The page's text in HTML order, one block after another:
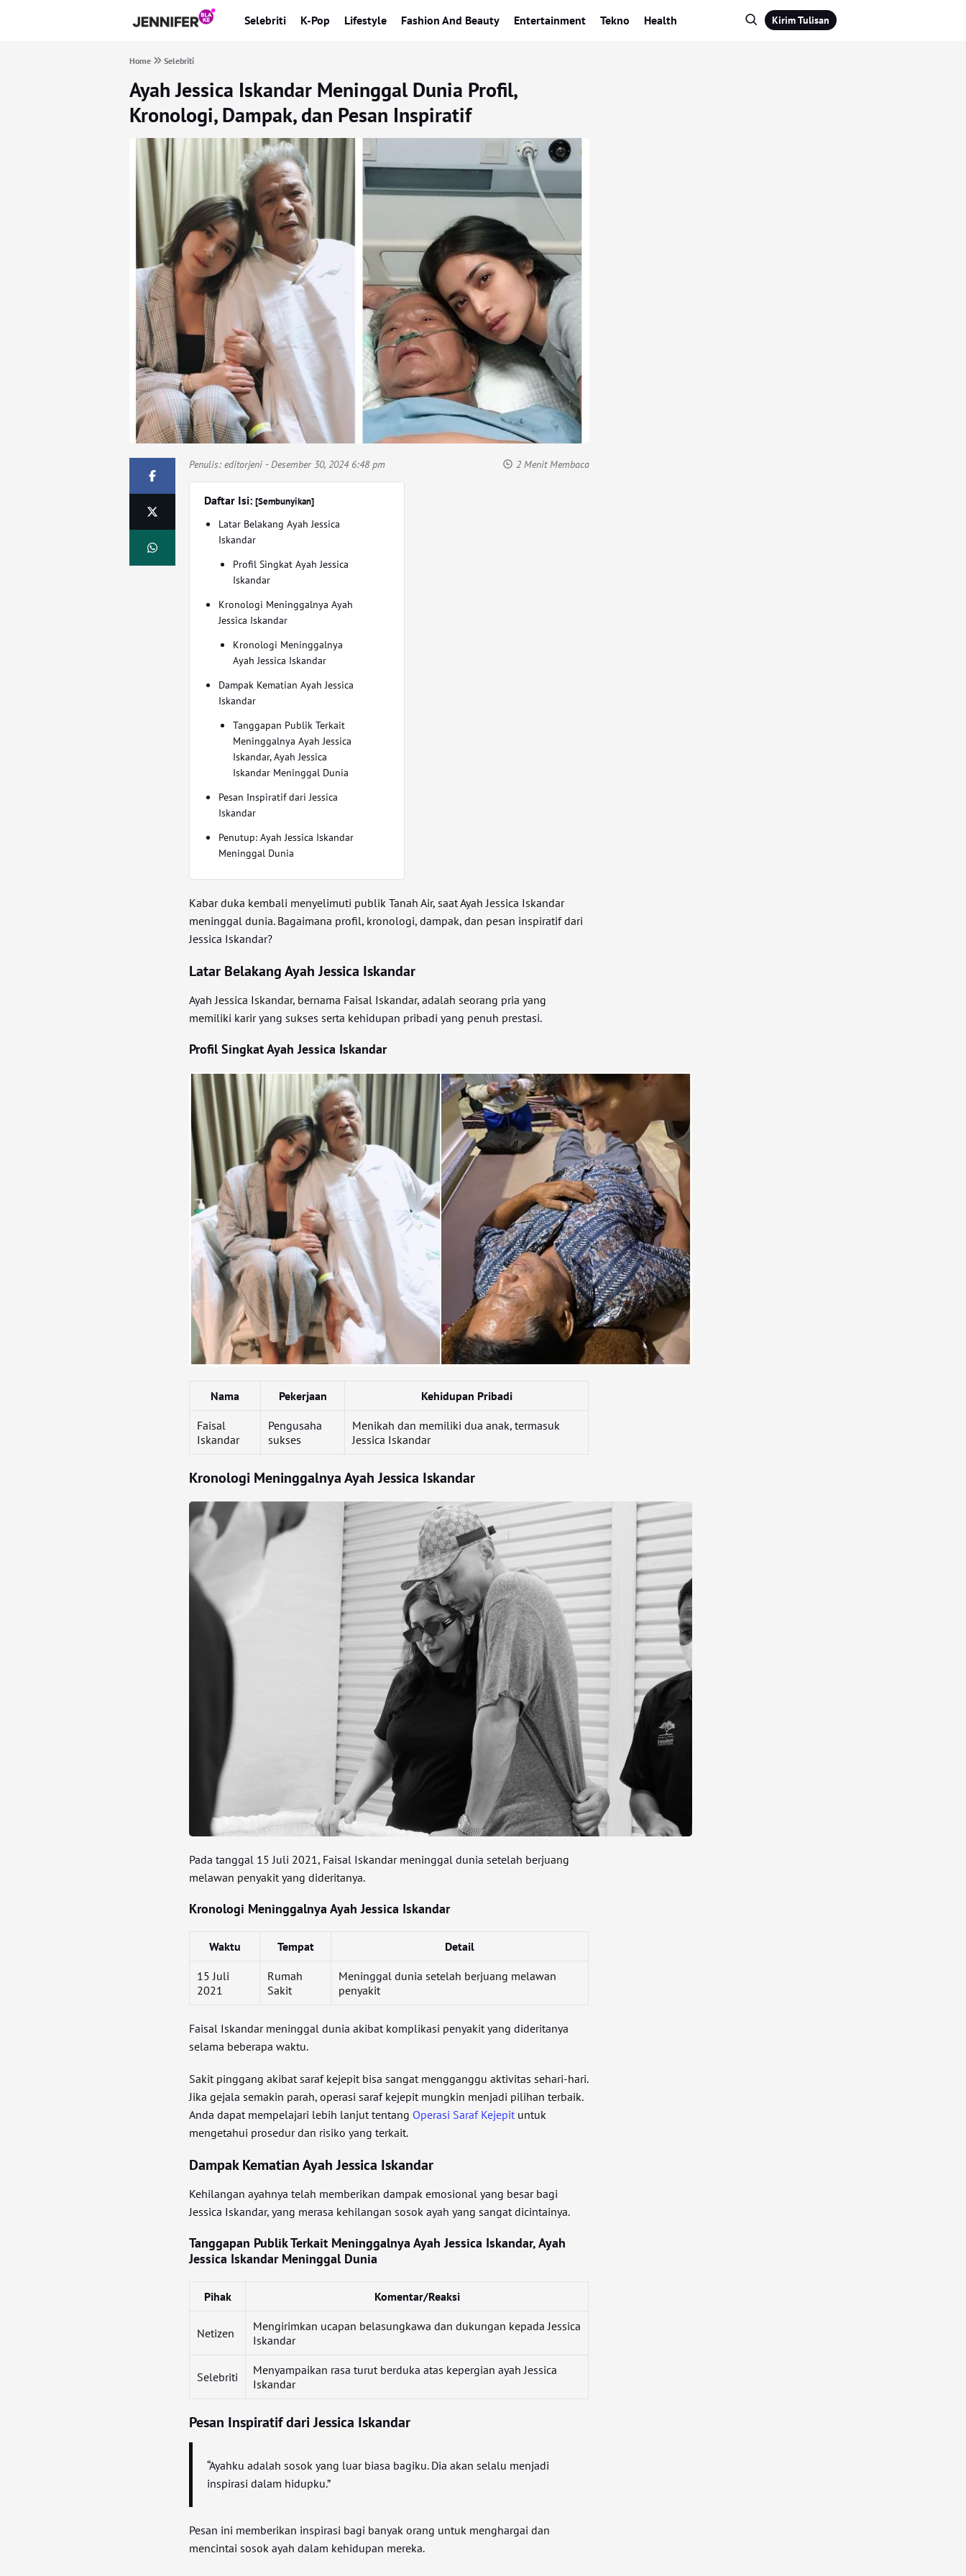
Selebriti K-Pop Lifestyle Fashion And Beauty Entertainment Tekno Health Kirim Tulisan
Home Selebriti
Ayah Jessica Iskandar Meninggal Dunia Profil,
Kronologi, Dampak, dan Pesan Inspiratif
Penulis:editorjeni - Desember 30, 2024 6:48 pm 2 Menit Membaca
Daftar Isi:[Sembunyikan]
Latar Belakang Ayah Jessica
Iskandar
Profil Singkat Ayah Jessica
Iskandar
Kronologi Meninggalnya Ayah
Jessica Iskandar
Kronologi Meninggalnya
Ayah Jessica Iskandar
Dampak Kematian Ayah Jessica
Iskandar
Tanggapan Publik Terkait
Meninggalnya Ayah Jessica
Iskandar, Ayah Jessica
Iskandar Meninggal Dunia
Pesan Inspiratif dari Jessica
Iskandar
Penutup: Ayah Jessica Iskandar
Meninggal Dunia
Kabar duka kembali menyelimuti publik Tanah Air, saat Ayah Jessica Iskandar
meninggal dunia. Bagaimana profil, kronologi, dampak, dan pesan inspiratif dari
Jessica Iskandar?
Latar Belakang Ayah Jessica Iskandar
Ayah Jessica Iskandar, bernama Faisal Iskandar, adalah seorang pria yang
memiliki karir yang sukses serta kehidupan pribadi yang penuh prestasi.
Profil Singkat Ayah Jessica Iskandar
Nama Pekerjaan Kehidupan Pribadi
Faisal
Iskandar
Pengusaha
sukses
Menikah dan memiliki dua anak, termasuk
Jessica Iskandar
Kronologi Meninggalnya Ayah Jessica Iskandar
Pada tanggal 15 Juli 2021, Faisal Iskandar meninggal dunia setelah berjuang
melawan penyakit yang dideritanya.
Kronologi Meninggalnya Ayah Jessica Iskandar
Waktu Tempat Detail
15 Juli
2021
Rumah
Sakit
Meninggal dunia setelah berjuang melawan
penyakit
Faisal Iskandar meninggal dunia akibat komplikasi penyakit yang dideritanya
selama beberapa waktu.
Sakit pinggang akibat saraf kejepit bisa sangat mengganggu aktivitas sehari-hari.
Jika gejala semakin parah, operasi saraf kejepit mungkin menjadi pilihan terbaik.
Anda dapat mempelajari lebih lanjut tentang Operasi Saraf Kejepit untuk
mengetahui prosedur dan risiko yang terkait.
Dampak Kematian Ayah Jessica Iskandar
Kehilangan ayahnya telah memberikan dampak emosional yang besar bagi
Jessica Iskandar, yang merasa kehilangan sosok ayah yang sangat dicintainya.
Tanggapan Publik Terkait Meninggalnya Ayah Jessica Iskandar, Ayah
Jessica Iskandar Meninggal Dunia
Pihak Komentar/Reaksi
Netizen
Mengirimkan ucapan belasungkawa dan dukungan kepada Jessica
Iskandar
Selebriti
Menyampaikan rasa turut berduka atas kepergian ayah Jessica
Iskandar
Pesan Inspiratif dari Jessica Iskandar
“Ayahku adalah sosok yang luar biasa bagiku. Dia akan selalu menjadi
inspirasi dalam hidupku.”
Pesan ini memberikan inspirasi bagi banyak orang untuk menghargai dan
mencintai sosok ayah dalam kehidupan mereka.